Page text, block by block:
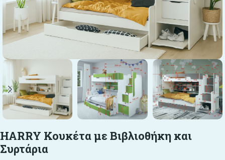
HARRY Κουκέτα με Βιβλιοθήκη και
Συρτάρια